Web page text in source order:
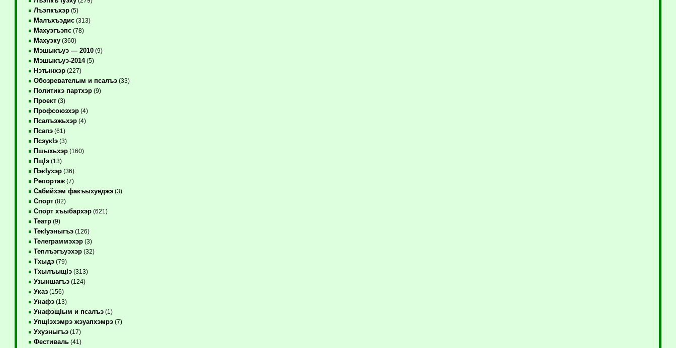
Лъэпкъхэр(5)
Малъхъэдис(313)
Махуэгъэпс(78)
Махуэку(360)
Мэшыкъуэ — 2010(9)
Мэшыкъуэ-2014(5)
Нэтынхэр(227)
Обозревателым и псалъэ(33)
Политикэ партхэр(9)
Проект(3)
Профсоюзхэр(4)
Псалъэжьхэр(4)
Псапэ(61)
ПсэукIэ(3)
Пшыхьхэр(160)
ПщIэ(13)
ПэкIухэр(36)
Репортаж(7)
Сабийхэм факъыхуеджэ(3)
Спорт(82)
Спорт хъыбархэр(621)
Театр(9)
ТекIуэныгъэ(126)
Телеграммэхэр(3)
Теплъэгъуэхэр(32)
Тхыдэ(79)
ТхылъыщIэ(313)
Узыншагъэ(124)
Указ(156)
Унафэ(13)
УнафэщIым и псалъэ(1)
УпщIэхэмрэ жэуапхэмрэ(7)
Ухуэныгъэ(17)
Фестиваль(41)